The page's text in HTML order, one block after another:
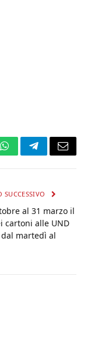
WhatsAppTelegramEmail
SUCCESSIVO
al 31 marzo il
cartoni alle UND
martedì al